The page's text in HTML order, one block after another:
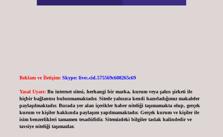
Reklam ve İletişim: Skype: live:.cid.575569c608265c69
Yasal Uyarı: Bu internet sitesi, herhangi bir marka, kurum veya şahıs şirketi ile
hiçbir bağlantısı bulunmamaktadır. Sitede yalnızca kendi hazırladığımız makaleler
paylaşılmaktadır. Burada yer alan içerikler haber niteliği taşımamakta olup, gerçek
kurum ve kişiler hakkında paylaşım yapılmamaktadır. Gerçek kurum ve kişiler ile
isim benzerlikleri tamamen tesadüfidir. Sitemizdeki bilgiler taslak halindedir ve
tavsiye niteliği taşımazlar.